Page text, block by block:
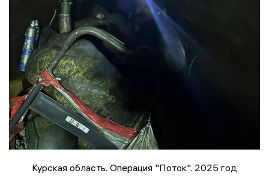
Курская область. Операция "Поток". 2025 год